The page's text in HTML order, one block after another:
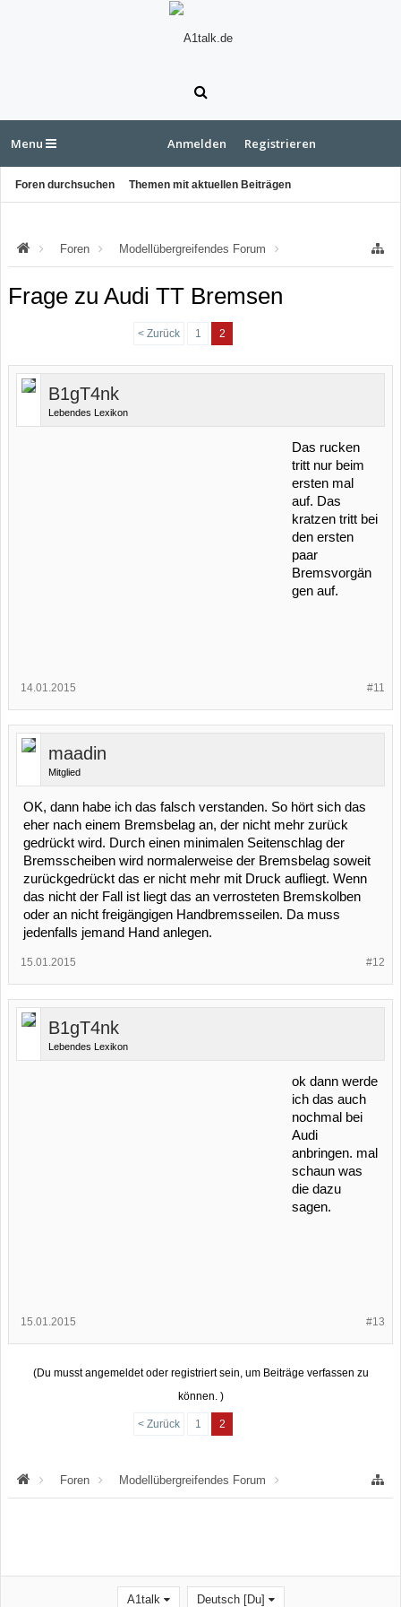
Menu
Foren durchsuchen Themen mit aktuellen Beiträgen
Anmelden Registrieren
Foren Modellübergreifendes Forum
Frage zu Audi TT Bremsen
< Zurück 1 2
B1gT4nk
Lebendes Lexikon
Das rucken
tritt nur beim
ersten mal
auf. Das
kratzen tritt bei
den ersten
paar
Bremsvorgän
gen auf.
#11
14.01.2015
maadin
Mitglied
OK, dann habe ich das falsch verstanden. So hört sich das
eher nach einem Bremsbelag an, der nicht mehr zurück
gedrückt wird. Durch einen minimalen Seitenschlag der
Bremsscheiben wird normalerweise der Bremsbelag soweit
zurückgedrückt das er nicht mehr mit Druck aufliegt. Wenn
das nicht der Fall ist liegt das an verrosteten Bremskolben
oder an nicht freigängigen Handbremsseilen. Da muss
jedenfalls jemand Hand anlegen.
#12
15.01.2015
B1gT4nk
Lebendes Lexikon
ok dann werde
ich das auch
nochmal bei
Audi
anbringen. mal
schaun was
die dazu
sagen.
#13
15.01.2015
(Du musst angemeldet oder registriert sein, um Beiträge verfassen zu
können. )
< Zurück 1 2
Foren Modellübergreifendes Forum
A1talk Deutsch [Du]